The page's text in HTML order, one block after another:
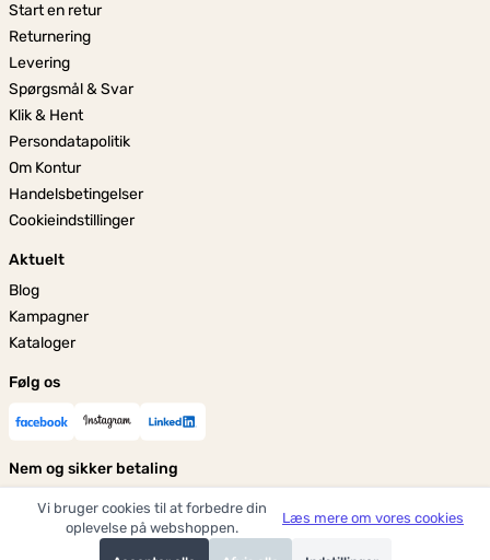
Start en retur
Returnering
Levering
Spørgsmål & Svar
Klik & Hent
Persondatapolitik
Om Kontur
Handelsbetingelser
Cookieindstillinger
Aktuelt
Blog
Kampagner
Kataloger
Følg os
Nem og sikker betaling
Vi bruger cookies til at forbedre din
oplevelse på webshoppen.
Læs mere om vores cookies